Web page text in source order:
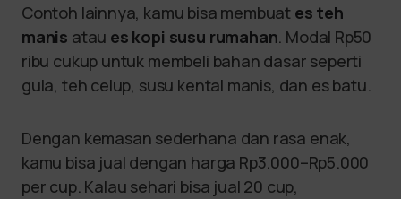
Contoh lainnya, kamu bisa membuat es teh
manis atau es kopi susu rumahan. Modal Rp50
ribu cukup untuk membeli bahan dasar seperti
gula, teh celup, susu kental manis, dan es batu.
Dengan kemasan sederhana dan rasa enak,
kamu bisa jual dengan harga Rp3.000–Rp5.000
per cup. Kalau sehari bisa jual 20 cup,